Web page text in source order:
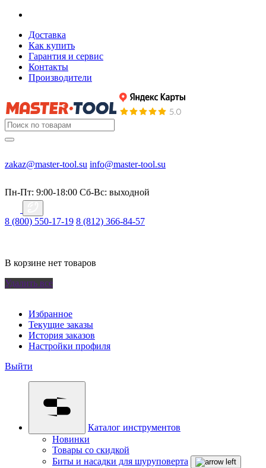
Доставка
Как купить
Гарантия и сервис
Контакты
Производители
zakaz@master-tool.su info@master-tool.su
Пн-Пт: 9:00-18:00 Cб-Вс: выходной
8 (800) 550-17-19 8 (812) 366-84-57
В корзине нет товаров
Удалить все
Избранное
Текущие заказы
История заказов
Настройки профиля
Выйти
Каталог инструментов
Новинки
Товары со скидкой
Биты и насадки для шуруповерта